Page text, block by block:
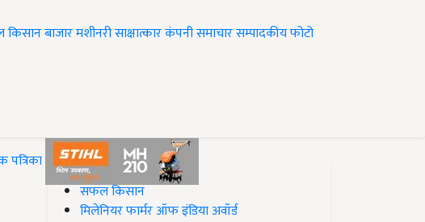
बाजारमशीनरीसाक्षात्कारकंपनी समाचारसम्पादकीयफोटो
पत्रिका
#Top on Krishi Jagran
सफल किसान
मिलेनियर फार्मर ऑफ इंडिया अवॉर्ड